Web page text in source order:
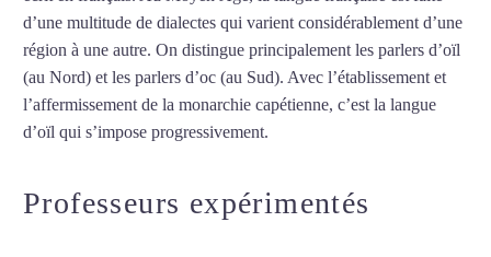
d’une multitude de dialectes qui varient considérablement d’une
région à une autre. On distingue principalement les parlers d’oïl
(au Nord) et les parlers d’oc (au Sud). Avec l’établissement et
l’affermissement de la monarchie capétienne, c’est la langue
d’oïl qui s’impose progressivement.
Professeurs expérimentés